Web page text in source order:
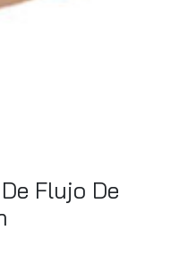
Flujo De